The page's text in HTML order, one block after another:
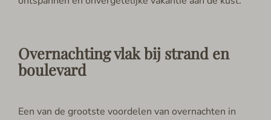
Overnachting vlak bij strand en
boulevard
Een van de grootste voordelen van overnachten in